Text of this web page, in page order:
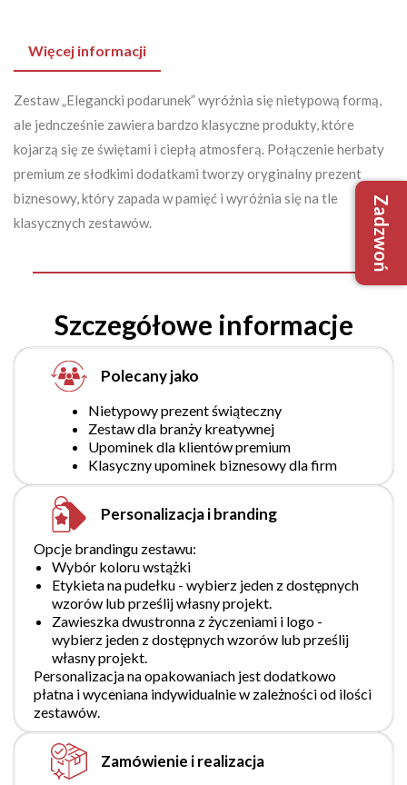
Nie mam
Więcej informacji
Zestaw „Elegancki podarunek” wyróżnia się nietypową formą,
ale jedncześnie zawiera bardzo klasyczne produkty, które
kojarzą się ze świętami i ciepłą atmosferą. Połączenie herbaty
premium ze słodkimi dodatkami tworzy oryginalny prezent
biznesowy, który zapada w pamięć i wyróżnia się na tle
klasycznych zestawów.
Szczegółowe informacje
Polecany jako
Nietypowy prezent świąteczny
Zestaw dla branży kreatywnej
Upominek dla klientów premium
Klasyczny upominek biznesowy dla firm
Personalizacja i branding
Opcje brandingu zestawu:
Wybór koloru wstążki
Etykieta na pudełku - wybierz jeden z dostępnych
wzorów lub prześlij własny projekt.
Zawieszka dwustronna z życzeniami i logo -
wybierz jeden z dostępnych wzorów lub prześlij
własny projekt.
Personalizacja na opakowaniach jest dodatkowo
płatna i wyceniana indywidualnie w zależności od ilości
zestawów.
Zamówienie i realizacja
Zadzwoń
+48
+48